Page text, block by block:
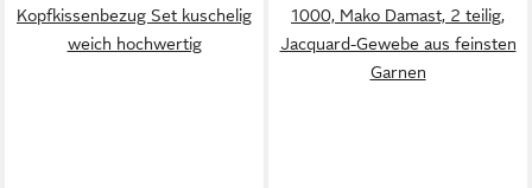
Kopfkissenbezug Set kuschelig
weich hochwertig
1000, Mako Damast, 2 teilig,
Jacquard-Gewebe aus feinsten
Garnen